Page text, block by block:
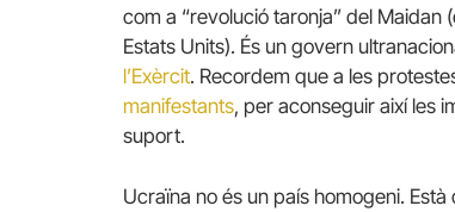
com a “revolució taronja” del Maidan
Estats Units). És un govern
l’Exèrcit. Recordem que a les
manifestants, per aconseguir així les
suport.
Ucraïna no és un país homogeni.